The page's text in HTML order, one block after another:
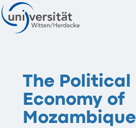
The Political
Economy of
Mozambique